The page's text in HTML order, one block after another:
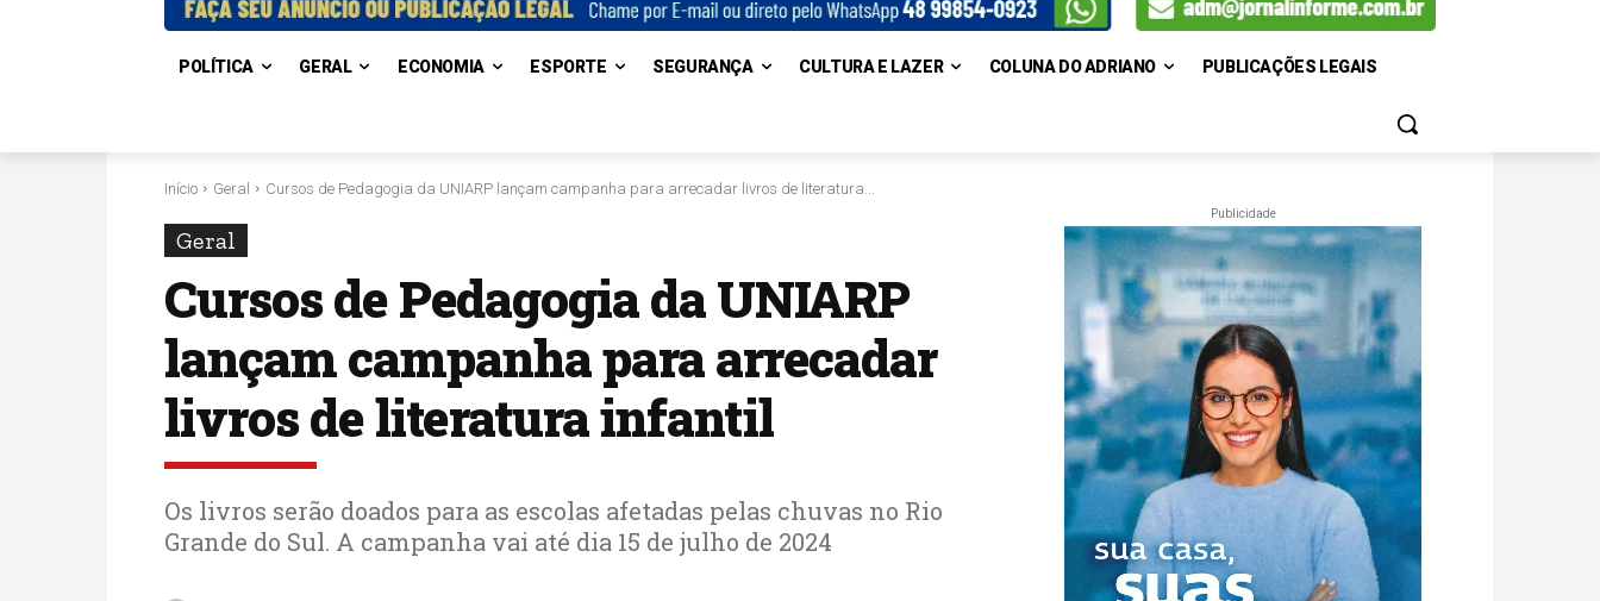
POLÍTICA GERAL ECONOMIA ESPORTE SEGURANÇA CULTURA E LAZER COLUNA DO ADRIANO PUBLICAÇÕES LEGAIS
Início Geral Cursos de Pedagogia da UNIARP lançam campanha para arrecadar livros de literatura...
Geral
Cursos de Pedagogia da UNIARP
lançam campanha para arrecadar
livros de literatura infantil
Os livros serão doados para as escolas afetadas pelas chuvas no Rio
Grande do Sul. A campanha vai até dia 15 de julho de 2024
Publicidade